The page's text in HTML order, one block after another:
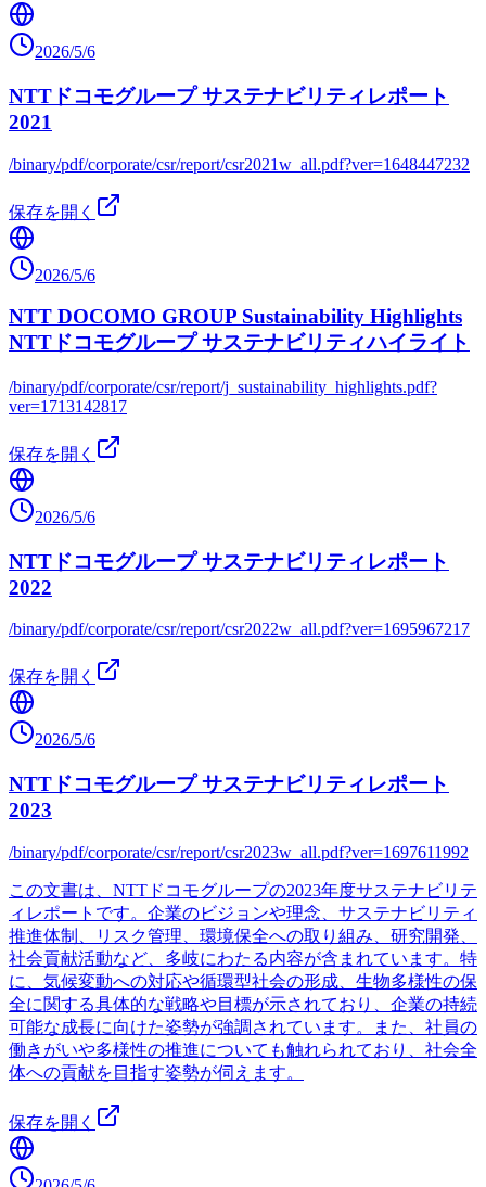
2026/5/6
NTTドコモグループ サステナビリティレポート
2021
/binary/pdf/corporate/csr/report/csr2021w_all.pdf?ver=1648447232
保存を開く
2026/5/6
NTT DOCOMO GROUP Sustainability Highlights
NTTドコモグループ サステナビリティハイライト
/binary/pdf/corporate/csr/report/j_sustainability_highlights.pdf?
ver=1713142817
保存を開く
2026/5/6
NTTドコモグループ サステナビリティレポート
2022
/binary/pdf/corporate/csr/report/csr2022w_all.pdf?ver=1695967217
保存を開く
2026/5/6
NTTドコモグループ サステナビリティレポート
2023
/binary/pdf/corporate/csr/report/csr2023w_all.pdf?ver=1697611992
この文書は、NTTドコモグループの2023年度サステナビリテ
ィレポートです。企業のビジョンや理念、サステナビリティ
推進体制、リスク管理、環境保全への取り組み、研究開発、
社会貢献活動など、多岐にわたる内容が含まれています。特
に、気候変動への対応や循環型社会の形成、生物多様性の保
全に関する具体的な戦略や目標が示されており、企業の持続
可能な成長に向けた姿勢が強調されています。また、社員の
働きがいや多様性の推進についても触れられており、社会全
体への貢献を目指す姿勢が伺えます。
保存を開く